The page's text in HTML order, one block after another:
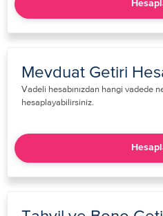
Mevduat Getiri
Vadeli hesabınızdan hangi vadede
hesaplayabilirsiniz​.​